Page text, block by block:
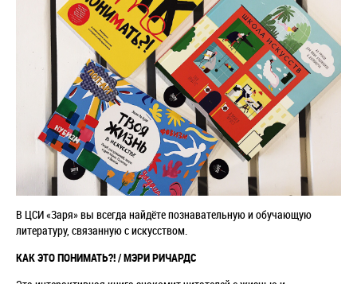
В ЦСИ «Заря» вы всегда найдёте познавательную и обучающую
литературу, связанную с искусством.
КАК ЭТО ПОНИМАТЬ?! / МЭРИ РИЧАРДС